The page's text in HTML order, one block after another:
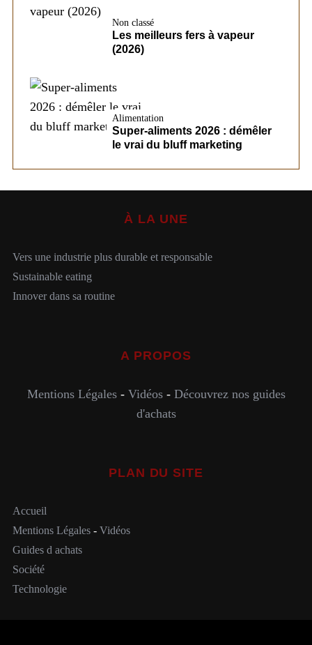
Non classé
Les meilleurs fers à vapeur
(2026)
Alimentation
Super-aliments 2026 : démêler
le vrai du bluff marketing
À LA UNE
Vers une industrie plus durable et responsable
Sustainable eating
Innover dans sa routine
A PROPOS
Mentions Légales- Vidéos- Découvrez nos guides
d'achats
PLAN DU SITE
Accueil
Mentions Légales- Vidéos
Guides d achats
Société
Technologie